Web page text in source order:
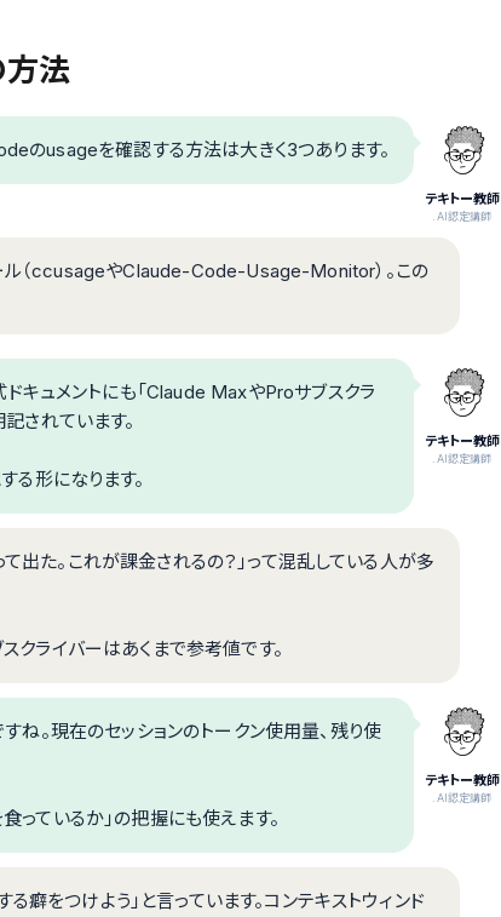
法
テキトー教師
.AI認定講師
のusageを確認する方法は大きく3つあります。
ル（ccusageやClaude-Code-Usage-Monitor）。この
テキトー教師
.AI認定講師
キュメントにも「Claude MaxやProサブスクラ
されています。
る形になります。
出た。これが課金されるの？」って混乱している人が多
クライバーはあくまで参考値です。
テキトー教師
.AI認定講師
ね。現在のセッションのトークン使用量、残り使
っているか」の把握にも使えます。
をつけよう」と言っています。コンテキストウィンド